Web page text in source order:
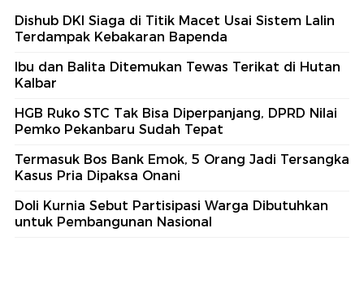
Dishub DKI Siaga di Titik Macet Usai Sistem Lalin
Terdampak Kebakaran Bapenda
Ibu dan Balita Ditemukan Tewas Terikat di Hutan
Kalbar
HGB Ruko STC Tak Bisa Diperpanjang, DPRD Nilai
Pemko Pekanbaru Sudah Tepat
Termasuk Bos Bank Emok, 5 Orang Jadi Tersangka
Kasus Pria Dipaksa Onani
Doli Kurnia Sebut Partisipasi Warga Dibutuhkan
untuk Pembangunan Nasional